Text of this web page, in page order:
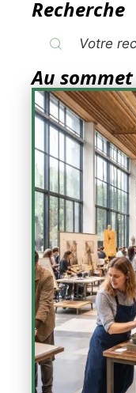
Recherche
Au sommet